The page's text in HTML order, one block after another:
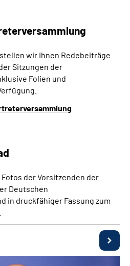
wir Ihnen Redebeiträge
Sitzungen der
Folien und
der Vorsitzenden der
Deutschen
in druckfähiger Fassung zum